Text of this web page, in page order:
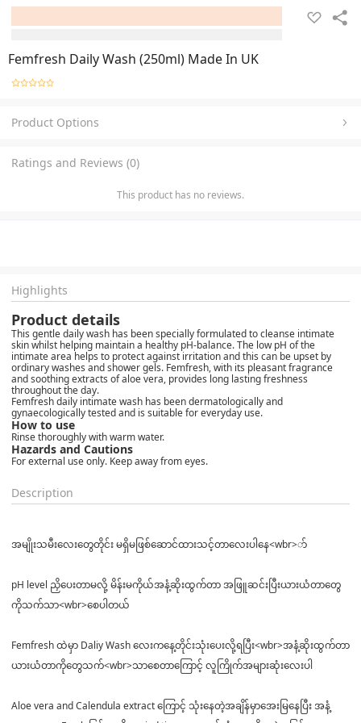
Femfresh Daily Wash (250ml) Made In UK
Product Options
Ratings and Reviews (0)
This product has no reviews.
Highlights
Product details
This gentle daily wash has been specially formulated to cleanse intimate
skin whilst helping maintain a healthy pH-balance. The low pH of the
intimate area helps to protect against irritation and this can be upset by
ordinary washes and shower gels. Femfresh, with its pleasant fragrance
and soothing extracts of aloe vera, provides long lasting freshness
throughout the day.
Femfresh daily intimate wash has been dermatologically and
gynaecologically tested and is suitable for everyday use.
How to use
Rinse thoroughly with warm water.
Hazards and Cautions
For external use only. Keep away from eyes.
Description
အမျိုးသမီးလေးတွေတိုင်း မရှိမဖြစ်ဆောင်ထားသင့်တာလေးပါနေ<wbr>ာ်
pH level ညှိပေးတာမလို့ မိန်းမကိုယ်အနံ့ဆိုးထွက်တာ အဖြူဆင်းပြီးယားယံတာတွေ
ကိုသက်သာ<wbr>စေပါတယ်
Femfresh ထဲမှာ Daliy Wash လေးကနေ့တိုင်းသုံးပေးလို့ရပြီး<wbr>အနံ့ဆိုးထွက်တာ
ယားယံတာကိုတွေသက်<wbr>သာစေတာကြောင့် လူကြိုက်အများဆုံးလေးပါ
Aloe vera and Calendula extract ကြောင့် သုံးနေတဲ့အချိန်မှာအေးမြနေပြီး အနံ့